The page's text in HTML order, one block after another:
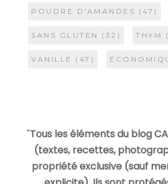
POUDRE D'AMANDES (47)
SANS GLUTEN (32) THYM
VANILLE (47)
"Tous les éléments du blog CA
(textes, recettes,
propriété exclusive (sauf